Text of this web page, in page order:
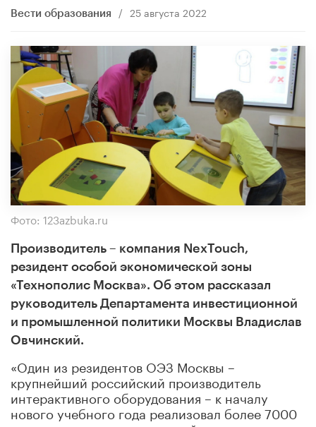
Вести образования / 25 августа 2022
Фото: 123azbuka.ru
Производитель – компания NexTouch,
резидент особой экономической зоны
«Технополис Москва». Об этом рассказал
руководитель Департамента инвестиционной
и промышленной политики Москвы Владислав
Овчинский.
«Один из резидентов ОЭЗ Москвы –
крупнейший российский производитель
интерактивного оборудования – к началу
нового учебного года реализовал более 7000